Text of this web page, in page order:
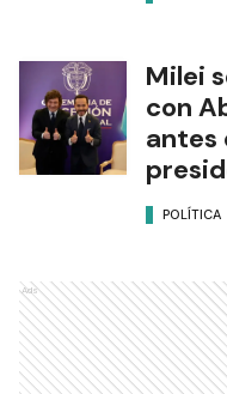
Milei
con
antes
POLÍTICA
Ads